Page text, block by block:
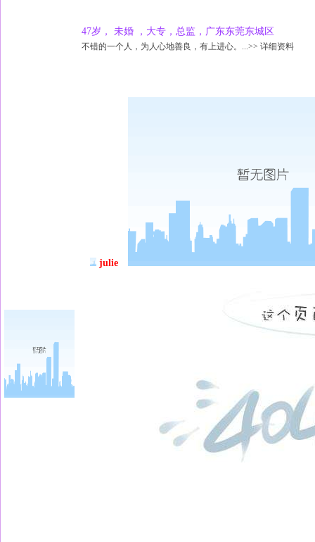
47岁， 未婚 ，大专，总监，广东东莞东城区
不错的一个人，为人心地善良，有上进心。...>> 详细资料
julie